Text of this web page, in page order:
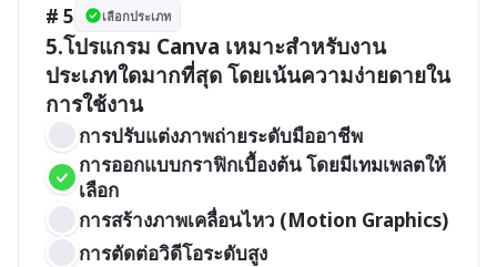
# 5 เลือกประเภท
5.โปรแกรม Canva เหมาะสำหรับงาน
ประเภทใดมากที่สุด โดยเน้นความง่ายดายใน
การใช้งาน
การปรับแต่งภาพถ่ายระดับมืออาชีพ
การออกแบบกราฟิกเบื้องต้น โดยมีเทมเพลตให้
เลือก
การสร้างภาพเคลื่อนไหว (Motion Graphics)
การตัดต่อวิดีโอระดับสูง